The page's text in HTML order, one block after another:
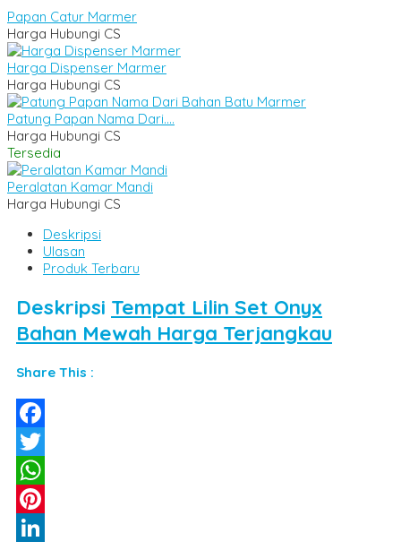
Papan Catur Marmer
Harga Hubungi CS
Harga Dispenser Marmer
Harga Hubungi CS
Patung Papan Nama Dari....
Harga Hubungi CS
Tersedia
Peralatan Kamar Mandi
Harga Hubungi CS
Deskripsi
Ulasan
Produk Terbaru
Deskripsi Tempat Lilin Set Onyx
Bahan Mewah Harga Terjangkau
Share This :
Facebook
Twitter
WhatsApp
Pinterest